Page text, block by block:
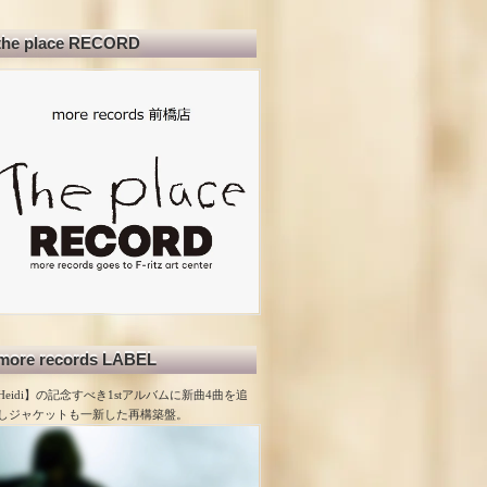
place RECORD
records LABEL
】の記念すべき1stアルバムに新曲4曲を追
ジャケットも一新した再構築盤。